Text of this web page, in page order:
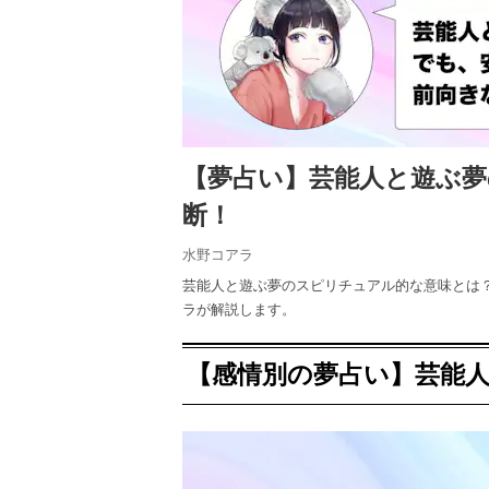
【夢占い】芸能人と遊ぶ
断！
水野コアラ
芸能人と遊ぶ夢のスピリチュアル的な意味と
ラが解説します。
【感情別の夢占い】芸能